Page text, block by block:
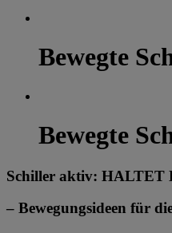
Bewegte
Bewegte
Schiller aktiv: HALTET
– Bewegungsideen für